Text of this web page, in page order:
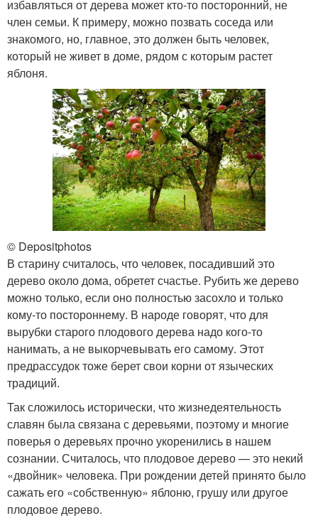
избавляться от дерева может кто-то посторонний, не
член семьи. К примеру, можно позвать соседа или
знакомого, но, главное, это должен быть человек,
который не живет в доме, рядом с которым растет
яблоня.
© Depositphotos
В старину считалось, что человек, посадивший это
дерево около дома, обретет счастье. Рубить же дерево
можно только, если оно полностью засохло и только
кому-то постороннему. В народе говорят, что для
вырубки старого плодового дерева надо кого-то
нанимать, а не выкорчевывать его самому. Этот
предрассудок тоже берет свои корни от языческих
традиций.
Так сложилось исторически, что жизнедеятельность
славян была связана с деревьями, поэтому и многие
поверья о деревьях прочно укоренились в нашем
сознании. Считалось, что плодовое дерево — это некий
«двойник» человека. При рождении детей принято было
сажать его «собственную» яблоню, грушу или другое
плодовое дерево.